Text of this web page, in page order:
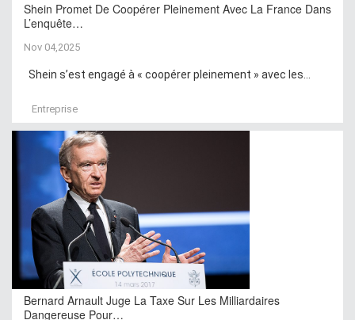
Shein Promet De Coopérer Pleinement Avec La France Dans
L’enquête…
Nov 04,2025
Shein s’est engagé à « coopérer pleinement » avec les...
Entreprise
Bernard Arnault Juge La Taxe Sur Les Milliardaires
Dangereuse Pour…